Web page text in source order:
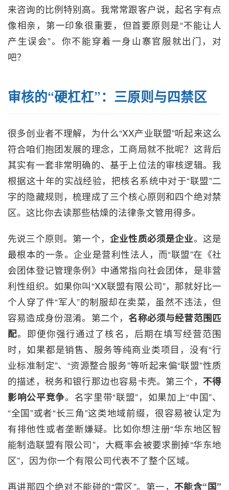
来咨询的比例特别高。我常常跟客户说，起名字有点
像相亲，第一印象很重要，但首要原则是“不能让人
产生误会”。你不能穿着一身山寨官服就出门，对
吧？
审核的“硬杠杠”：三原则与四禁区
很多创业者不理解，为什么“XX产业联盟”听起来这么
符合咱们抱团发展的理念，工商局就不批呢？这背后
其实有一套非常明确的、基于上位法的审核逻辑。我
根据这十年的实战经验，把核名系统中对于“联盟”二
字的隐藏规则，梳理成了三个核心原则和四个绝对禁
区。这比你去读那些枯燥的法律条文管用得多。
先说三个原则。第一个， 企业性质必须是企业。这是
最根本的一条。企业是营利性法人，而“联盟”在《社
会团体登记管理条例》中通常指向社会团体，是非营
利性组织。如果你叫“XX联盟有限公司”，那就好比一
个人穿了件“军人”的制服却在卖菜，虽然不违法，但
容易造成身份混淆。第二个，名称必须与经营范围匹
配。即便你强行通过了核名，后期在填写经营范围
时，如果都是销售、服务等纯商业类项目，没有“行
业标准制定”、“资源整合服务”等听起来偏“联盟”性质
的描述，税务和银行那边也容易卡壳。第三个， 不得
影响公平竞争。名字里带“联盟”，如果加上“中国”、
“全国”或者“长三角”这类地域前缀，很容易被认定为
有排他性或者垄断嫌疑。比如你想注册“华东地区智
能制造联盟有限公司”，大概率会被要求删掉“华东地
区”，因为你一个有限公司代表不了整个区域。
再讲那四个绝对不能碰的“雷区”。第一， 不能含“国”